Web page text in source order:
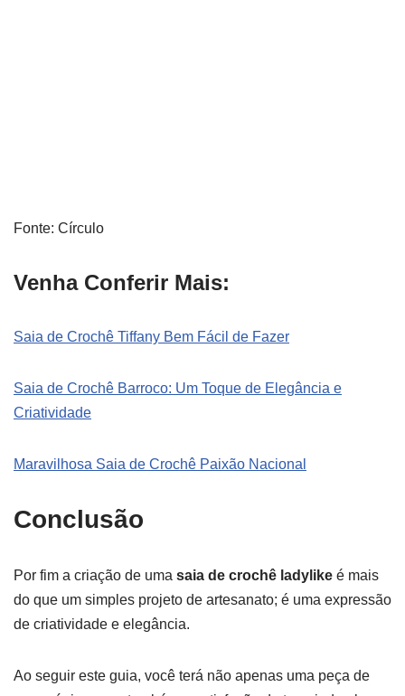
Fonte: Círculo
Venha Conferir Mais:
Saia de Crochê Tiffany Bem Fácil de Fazer
Saia de Crochê Barroco: Um Toque de Elegância e
Criatividade
Maravilhosa Saia de Crochê Paixão Nacional
Conclusão
Por fim a criação de uma saia de crochê ladylike é mais
do que um simples projeto de artesanato; é uma expressão
de criatividade e elegância.
Ao seguir este guia, você terá não apenas uma peça de